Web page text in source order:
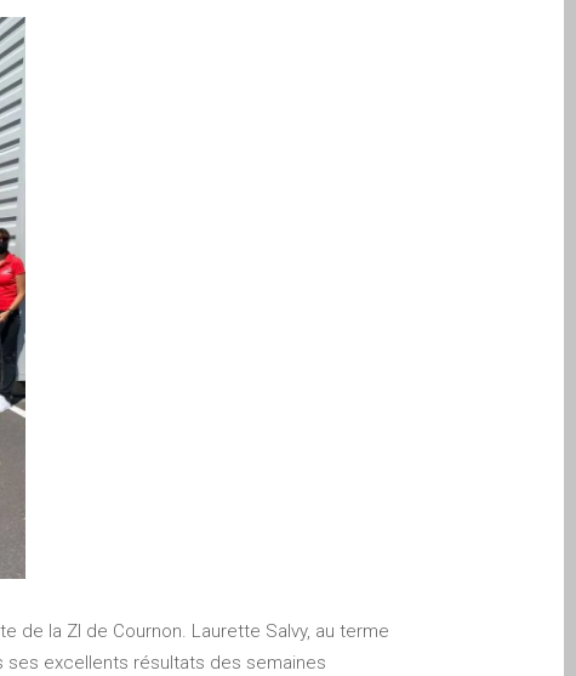
de la ZI de Cournon. Laurette Salvy, au terme
excellents résultats des semaines